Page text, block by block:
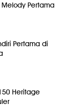
Pertama
Pertama di
Heritage